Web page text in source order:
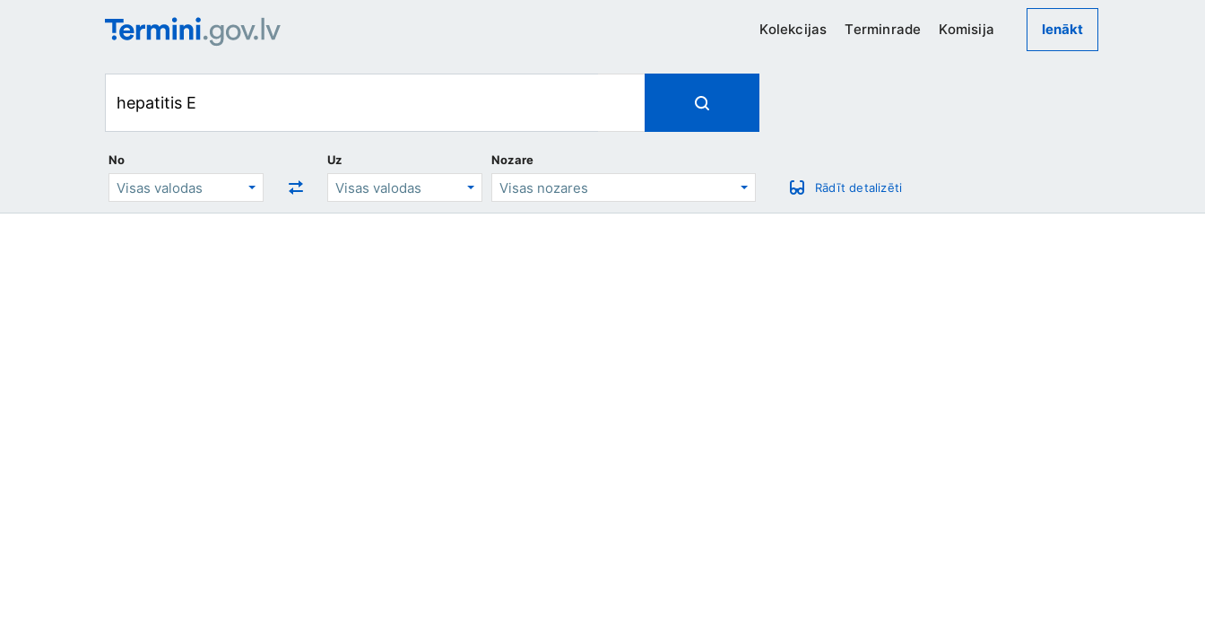
Kolekcijas Terminrade Komisija Ienākt
No Uz
Nozare
Rādīt detalizēti